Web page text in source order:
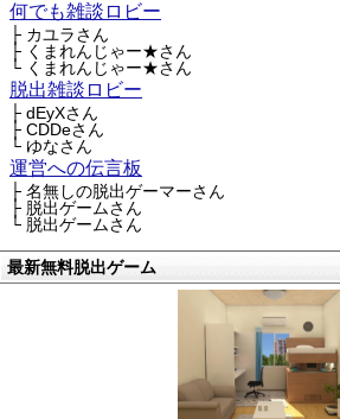
何でも雑談ロビー
├ カユラさん
├ くまれんじゃー★さん
└ くまれんじゃー★さん
脱出雑談ロビー
├ dEyXさん
├ CDDeさん
└ ゆなさん
運営への伝言板
├ 名無しの脱出ゲーマーさん
├ 脱出ゲームさん
└ 脱出ゲームさん
最新無料脱出ゲーム